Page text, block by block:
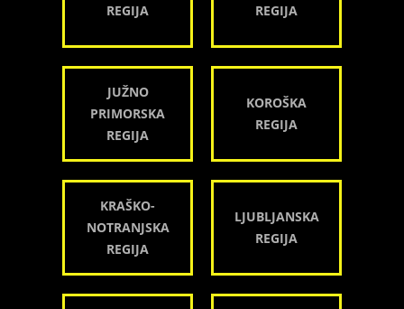
REGIJA
REGIJA
JUŽNO
PRIMORSKA
REGIJA
KOROŠKA
REGIJA
KRAŠKO-
NOTRANJSKA
REGIJA
LJUBLJANSKA
REGIJA